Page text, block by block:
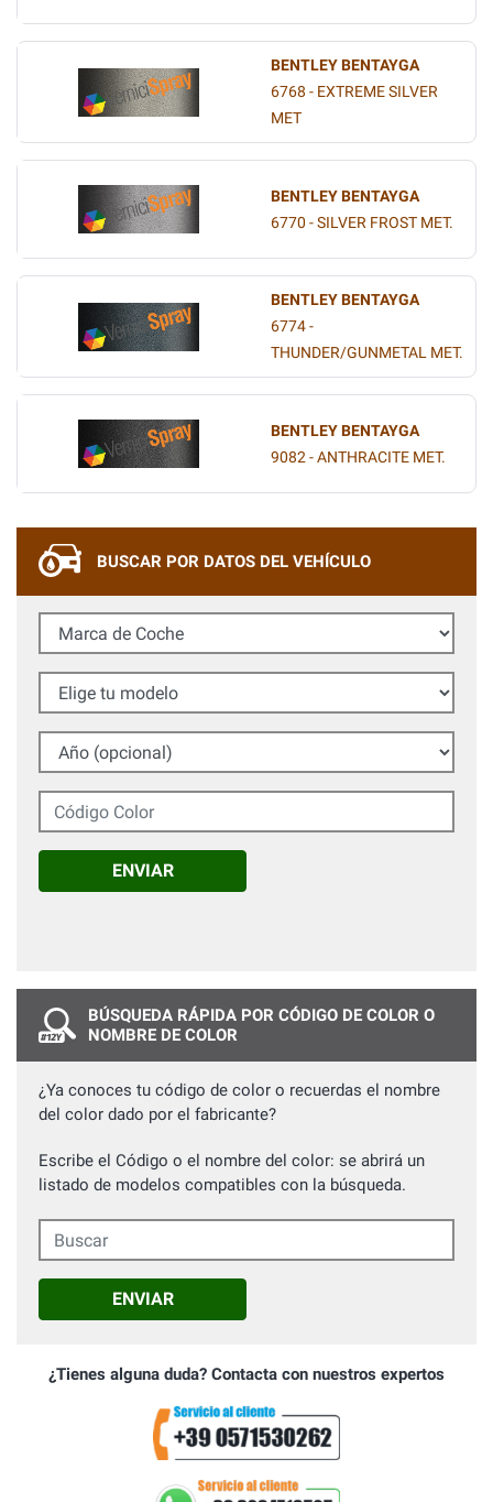
BENTLEY BENTAYGA
6768 - EXTREME SILVER
MET
BENTLEY BENTAYGA
6770 - SILVER FROST MET.
BENTLEY BENTAYGA
6774 -
THUNDER/GUNMETAL MET.
BENTLEY BENTAYGA
9082 - ANTHRACITE MET.
BUSCAR POR DATOS DEL VEHÍCULO
Marca de Coche
Elige tu modelo
Año (opcional)
Código Color
ENVIAR
BÚSQUEDA RÁPIDA POR CÓDIGO DE COLOR O
NOMBRE DE COLOR
¿Ya conoces tu código de color o recuerdas el nombre
del color dado por el fabricante?
Escribe el Código o el nombre del color: se abrirá un
listado de modelos compatibles con la búsqueda.
Buscar
ENVIAR
¿Tienes alguna duda? Contacta con nuestros expertos